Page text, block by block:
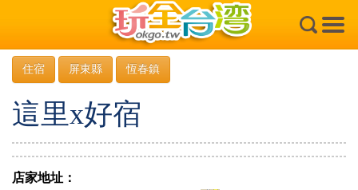
×
住宿 屏東縣 恆春鎮
這里x好宿
店家地址：